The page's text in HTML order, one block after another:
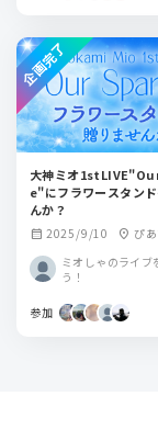
大神ミオ
e"にフラワースタン
んか？
calendar_month 2025/9/10 location_on ぴ
ミオしゃのライブ
う！
参加
企画完了